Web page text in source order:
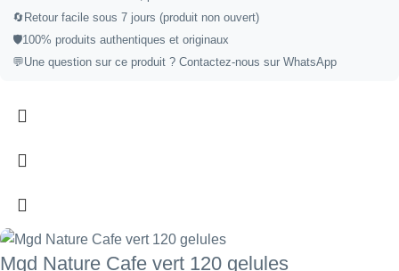
🔄Retour facile sous 7 jours (produit non ouvert)
🛡️100% produits authentiques et originaux
💬Une question sur ce produit ? Contactez-nous sur WhatsApp
Mgd Nature Cafe vert 120 gelules